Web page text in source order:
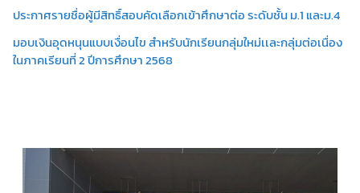
ประกาศรายชื่อผู้มีสิทธิ์สอบคัดเลือกเข้าศึกษาต่อ ระดับชั้น ม.1 และม.4
มอบเงินอุดหนุนแบบเงื่อนไข สำหรับนักเรียนกลุ่มใหม่เเละกลุ่มต่อเนื่อง
ในภาคเรียนที่ 2 ปีการศึกษา 2568